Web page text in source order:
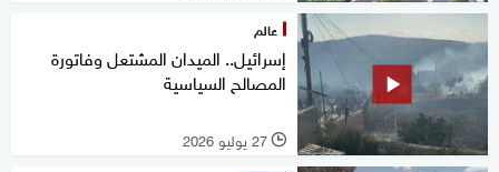
عالم
إسرائيل.. الميدان المشتعل وفاتورة
المصالح السياسية
l 27 يوليو 2026